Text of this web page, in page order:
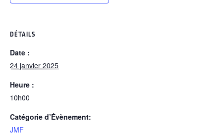
DÉTAILS
Date :
24 janvier 2025
Heure :
10h00
Catégorie d’Évènement:
JMF